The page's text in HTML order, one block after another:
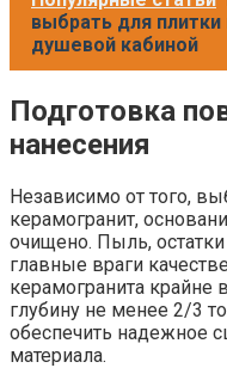
выбрать для плитки
душевой кабиной
Подготовка
нанесения
Независимо от того,
керамогранит,
очищено. Пыль,
главные враги
керамогранита крайне
глубину не менее 2/3
обеспечить надежное
материала.